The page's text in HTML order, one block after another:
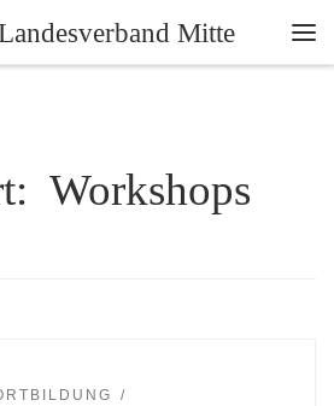
Mitte
Workshops